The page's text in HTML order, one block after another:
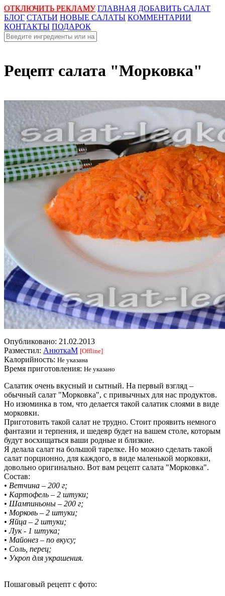
ОТКЛЮЧИТЬ РЕКЛАМУ ГЛАВНАЯ ДОБАВИТЬ САЛАТ
БЛОГ СТАТЬИ НОВЫЕ САЛАТЫ КОММЕНТАРИИ
КОНТАКТЫ ПОДАРОК
Рецепт салата "Морковка"
Опубликовано: 21.02.2013
Разместил: АнюткаM [Offline]
Калорийность: Не указана
Время приготовления: Не указано
Салатик очень вкусный и сытный. На первый взгляд –
обычный салат "Морковка", с привычных для нас продуктов.
Но изюминка в том, что делается такой салатик слоями в виде
морковки.
Приготовить такой салат не трудно. Стоит проявить немного
фантазии и терпения, и шедевр будет на вашем столе, которым
будут восхищаться ваши родные и близкие.
Я делала салат на большой тарелке. Но можно сделать такой
салат порционно, для каждого, в виде маленькой морковки,
довольно оригинально. Вот вам рецепт салата "Морковка".
Состав:
• Ветчина – 200 г;
• Картофель – 2 штуки;
• Шампиньоны – 200 г;
• Морковь – 2 штуки;
• Яйца – 2 штуки;
• Лук - 1 штука;
• Майонез – по вкусу;
• Соль, перец;
• Укроп для украшения.
Пошаговый рецепт с фото: